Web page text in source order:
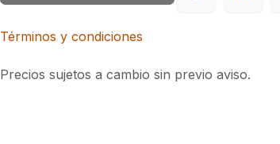
Términos y condiciones
Precios sujetos a cambio sin previo aviso.